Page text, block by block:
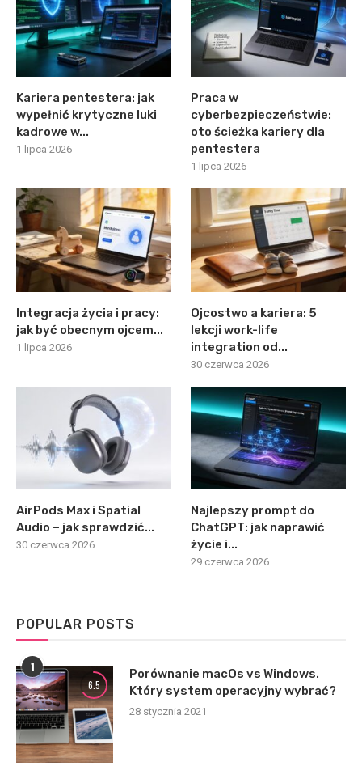
Kariera pentestera: jak
wypełnić krytyczne luki
kadrowe w...
1 lipca 2026
Praca w
cyberbezpieczeństwie:
oto ścieżka kariery dla
pentestera
1 lipca 2026
Integracja życia i pracy:
jak być obecnym ojcem...
1 lipca 2026
Ojcostwo a kariera: 5
lekcji work-life
integration od...
30 czerwca 2026
AirPods Max i Spatial
Audio – jak sprawdzić...
30 czerwca 2026
Najlepszy prompt do
ChatGPT: jak naprawić
życie i...
29 czerwca 2026
POPULAR POSTS
1
6.5
Porównanie macOs vs Windows.
Który system operacyjny wybrać?
28 stycznia 2021